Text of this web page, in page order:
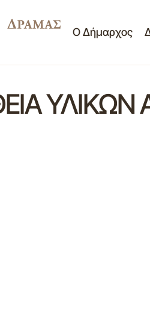
Ο Δήμαρχος
ΥΛΙΚΩΝ